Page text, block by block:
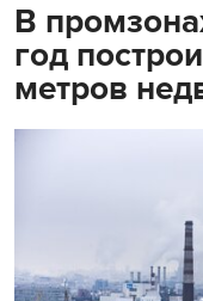
В
год
метров